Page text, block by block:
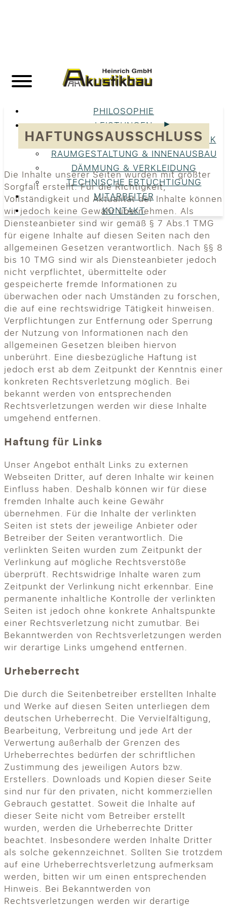
PHILOSOPHIE
LEISTUNGEN
UNSERE LEISTUNGEN IM ÜBERBLICK
RAUMGESTALTUNG & INNENAUSBAU
DÄMMUNG & VERKLEIDUNG
TECHNISCHE ERTÜCHTIGUNG
MITARBEITER
KONTAKT
HAFTUNGSAUSSCHLUSS
Die Inhalte unserer Seiten wurden mit größter
Sorgfalt erstellt. Für die Richtigkeit,
Vollständigkeit und Aktualität der Inhalte können
wir jedoch keine Gewähr übernehmen. Als
Diensteanbieter sind wir gemäß § 7 Abs.1 TMG
für eigene Inhalte auf diesen Seiten nach den
allgemeinen Gesetzen verantwortlich. Nach §§ 8
bis 10 TMG sind wir als Diensteanbieter jedoch
nicht verpflichtet, übermittelte oder
gespeicherte fremde Informationen zu
überwachen oder nach Umständen zu forschen,
die auf eine rechtswidrige Tätigkeit hinweisen.
Verpflichtungen zur Entfernung oder Sperrung
der Nutzung von Informationen nach den
allgemeinen Gesetzen bleiben hiervon
unberührt. Eine diesbezügliche Haftung ist
jedoch erst ab dem Zeitpunkt der Kenntnis einer
konkreten Rechtsverletzung möglich. Bei
bekannt werden von entsprechenden
Rechtsverletzungen werden wir diese Inhalte
umgehend entfernen.
Haftung für Links
Unser Angebot enthält Links zu externen
Webseiten Dritter, auf deren Inhalte wir keinen
Einfluss haben. Deshalb können wir für diese
fremden Inhalte auch keine Gewähr
übernehmen. Für die Inhalte der verlinkten
Seiten ist stets der jeweilige Anbieter oder
Betreiber der Seiten verantwortlich. Die
verlinkten Seiten wurden zum Zeitpunkt der
Verlinkung auf mögliche Rechtsverstöße
überprüft. Rechtswidrige Inhalte waren zum
Zeitpunkt der Verlinkung nicht erkennbar. Eine
permanente inhaltliche Kontrolle der verlinkten
Seiten ist jedoch ohne konkrete Anhaltspunkte
einer Rechtsverletzung nicht zumutbar. Bei
Bekanntwerden von Rechtsverletzungen werden
wir derartige Links umgehend entfernen.
Urheberrecht
Die durch die Seitenbetreiber erstellten Inhalte
und Werke auf diesen Seiten unterliegen dem
deutschen Urheberrecht. Die Vervielfältigung,
Bearbeitung, Verbreitung und jede Art der
Verwertung außerhalb der Grenzen des
Urheberrechtes bedürfen der schriftlichen
Zustimmung des jeweiligen Autors bzw.
Erstellers. Downloads und Kopien dieser Seite
sind nur für den privaten, nicht kommerziellen
Gebrauch gestattet. Soweit die Inhalte auf
dieser Seite nicht vom Betreiber erstellt
wurden, werden die Urheberrechte Dritter
beachtet. Insbesondere werden Inhalte Dritter
als solche gekennzeichnet. Sollten Sie trotzdem
auf eine Urheberrechtsverletzung aufmerksam
werden, bitten wir um einen entsprechenden
Hinweis. Bei Bekanntwerden von
Rechtsverletzungen werden wir derartige